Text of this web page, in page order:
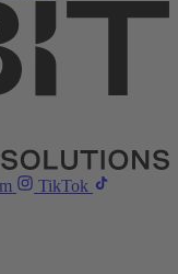
TikTok